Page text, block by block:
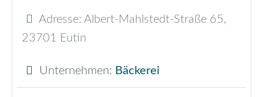
Adresse: Albert-Mahlstedt-Straße 65,
23701
Eutin
Unternehmen: Bäckerei